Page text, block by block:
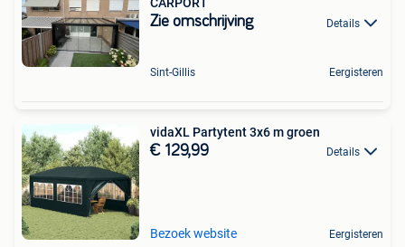
CARPORT
Zie omschrijving Details
Sint-Gillis Eergisteren
vidaXL Partytent 3x6 m groen
€ 129,99 Details
Bezoek website Eergisteren